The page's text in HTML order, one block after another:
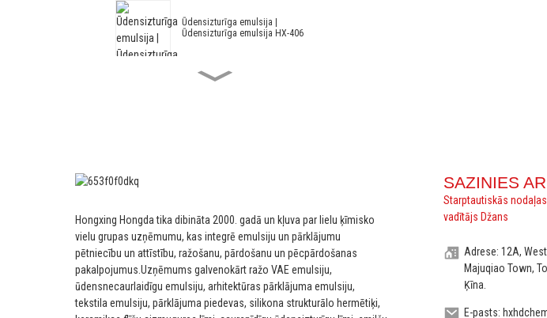
Ūdensizturīga emulsija |
Ūdensizturīga emulsija HX-406
Akrila un stirola
ūdensnecaurlaidīga emulsija HX-
arhitektūras emulsija HX-303
vidējas un augstākās kvalitātes
ārējai un iekšsienu pārklājumam
Arhitektūras emulsija --
Arhitektūras emulsija HX-302G
Hongxing Hongda tika dibināta 2000. gadā un kļuva par lielu ķīmisko
vielu grupas uzņēmumu, kas integrē emulsiju un pārklājumu
pētniecību un attīstību, ražošanu, pārdošanu un pēcpārdošanas
pakalpojumus.Uzņēmums galvenokārt ražo VAE emulsiju,
ūdensnecaurlaidīgu emulsiju, arhitektūras pārklājuma emulsiju,
tekstila emulsiju, pārklājuma piedevas, silikona strukturālo hermētiķi,
SAZINIES
Starptautiskās
vadītājs Džans
Adrese: 12A,
Majuqiao Town,
Ķīna.
E-pasts: